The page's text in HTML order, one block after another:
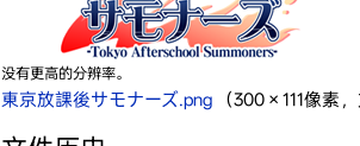
没有更高的分辨率。
東京放課後サモナーズ.png‎ （300 × 111像素